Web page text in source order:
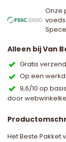
Onze
Alleen bij Van
Gratis
Op een
9,6/10 op
door
Het Beste Pakket